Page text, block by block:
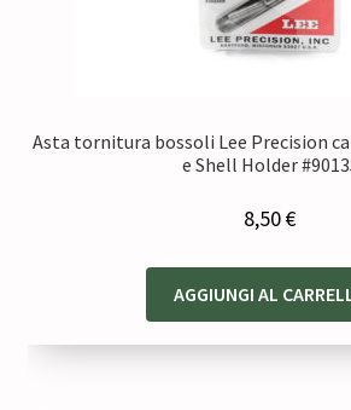
Asta tornitura bossoli Lee Precision
e Shell Holder
8,50€
AGGIUNGI AL